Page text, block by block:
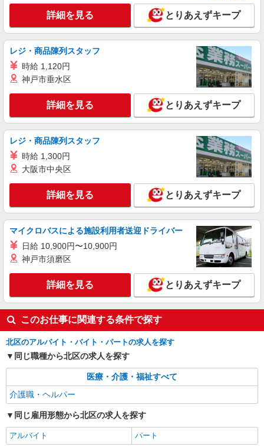
介護職員（ヘルパー）（夜勤専従）
時給1,370円〜1,420円（経験・能力等による）
＜給与補足＞※深夜割増（22〜5時）、夜勤手当
（2,320円/回） ◆居住支援特別手当20,000円/月
（週20h以上勤務の方）別途支給
東京都北区堀船1-23-8 ◆東京メトロ/都電荒川
線の王子駅からは徒歩10分程度です！
詳細を見る
株式会社kotrio /●SW-H1-2114824
赤羽駅⇒キレイな病院で介護補助/事務作業な
時給1650円〜2312円 ＜日払い有/週払い有/交
北区内【赤羽駅近く】
キープ 詳細を見る
詳細を見る とりあえずキープ
レジ・商品陳列スタッフ
時給 1,120円
神戸市垂水区
詳細を見る とりあえずキープ
レジ・商品陳列スタッフ
時給 1,300円
大阪市中央区
詳細を見る とりあえずキープ
マイクロバスによる施設利用者送迎ドライバー
日給 10,900円〜10,900円
神戸市須磨区
詳細を見る とりあえずキープ
このお仕事に関連する条件で探す
北区のアルバイト・バイト・パートの求人を探す
同じ職種から北区の求人を探す
医療・介護・福祉すべて
介護職・ヘルパー
同じ雇用形態から北区の求人を探す
アルバイト パート